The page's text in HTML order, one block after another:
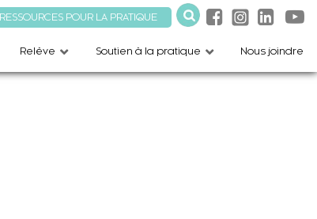
RESSOURCES POUR LA PRATIQUE
Relève Soutien à la pratique Nous joindre